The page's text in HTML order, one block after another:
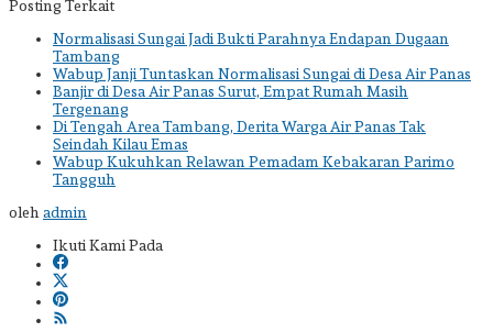
Posting Terkait
Normalisasi Sungai Jadi Bukti Parahnya Endapan Dugaan
Tambang
Wabup Janji Tuntaskan Normalisasi Sungai di Desa Air Panas
Banjir di Desa Air Panas Surut, Empat Rumah Masih
Tergenang
Di Tengah Area Tambang, Derita Warga Air Panas Tak
Seindah Kilau Emas
Wabup Kukuhkan Relawan Pemadam Kebakaran Parimo
Tangguh
oleh admin
Ikuti Kami Pada